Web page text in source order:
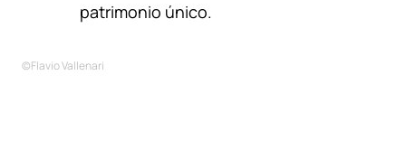
patrimonio único.